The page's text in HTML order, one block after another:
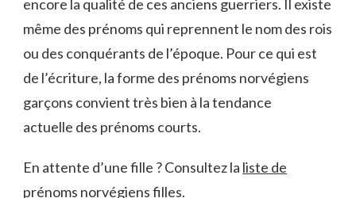
encore la qualité de ces anciens guerriers. Il existe
même des prénoms qui reprennent le nom des rois
ou des conquérants de l’époque. Pour ce qui est
de l’écriture, la forme des prénoms norvégiens
garçons convient très bien à la tendance
actuelle des prénoms courts.
En attente d’une fille ? Consultez la liste de
prénoms norvégiens filles.